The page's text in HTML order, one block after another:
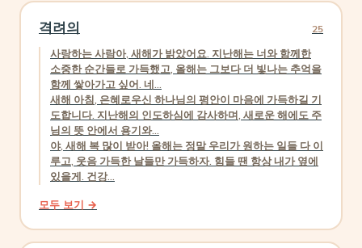
격려의 25
사랑하는 사람아, 새해가 밝았어요. 지난해는 너와 함께한
소중한 순간들로 가득했고, 올해는 그보다 더 빛나는 추억을
함께 쌓아가고 싶어. 네...
새해 아침, 은혜로우신 하나님의 평안이 마음에 가득하길 기
도합니다. 지난해의 인도하심에 감사하며, 새로운 해에도 주
님의 뜻 안에서 용기와...
야, 새해 복 많이 받아! 올해는 정말 우리가 원하는 일들 다 이
루고, 웃음 가득한 날들만 가득하자. 힘들 땐 항상 내가 옆에
있을게. 건강...
모두 보기 →